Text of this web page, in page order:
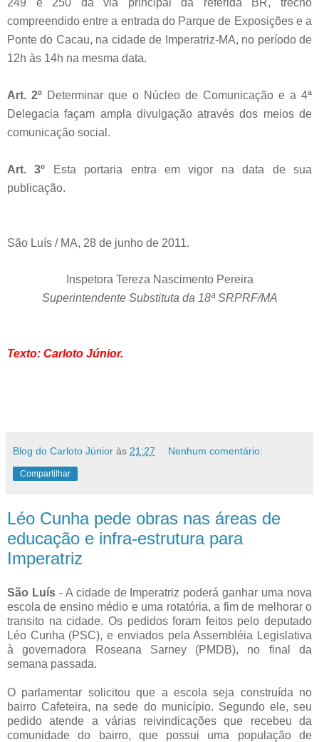
249 e 250 da via principal da referida BR, trecho
compreendido entre a entrada do Parque de Exposições e a
Ponte do Cacau, na cidade de Imperatriz-MA, no período de
12h às 14h na mesma data.
Art. 2º Determinar que o Núcleo de Comunicação e a 4ª
Delegacia façam ampla divulgação através dos meios de
comunicação social.
Art. 3º Esta portaria entra em vigor na data de sua
publicação.
São Luís / MA, 28 de junho de 2011.
Inspetora Tereza Nascimento Pereira
Superintendente Substituta da 18ª SRPRF/MA
Texto: Carloto Júnior.
Blog do Carloto Júnior às 21:27 Nenhum comentário:
Compartilhar
Léo Cunha pede obras nas áreas de
educação e infra-estrutura para
Imperatriz
São Luís - A cidade de Imperatriz poderá ganhar uma nova
escola de ensino médio e uma rotatória, a fim de melhorar o
transito na cidade. Os pedidos foram feitos pelo deputado
Léo Cunha (PSC), e enviados pela Assembléia Legislativa
à governadora Roseana Sarney (PMDB), no final da
semana passada.
O parlamentar solicitou que a escola seja construída no
bairro Cafeteira, na sede do município. Segundo ele, seu
pedido atende a várias reivindicações que recebeu da
comunidade do bairro, que possui uma população de